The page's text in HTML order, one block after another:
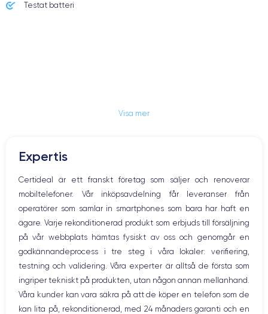
Testat batteri
Visa mer
Expertis
Certideal är ett franskt företag som säljer och renoverar
mobiltelefoner. Vår inköpsavdelning får leveranser från
operatörer som samlar in smartphones som bara har haft en
ägare. Varje rekonditionerad produkt som erbjuds till försäljning
på vår webbplats hämtas fysiskt av oss och genomgår en
godkännandeprocess i tre steg i våra lokaler: verifiering,
testning och validering. Våra experter är alltså de första som
ingriper tekniskt på produkten, utan någon annan mellanhand.
Våra kunder kan vara säkra på att de köper en telefon som de
kan lita på, rekonditionerad, med 24 månaders garanti och en